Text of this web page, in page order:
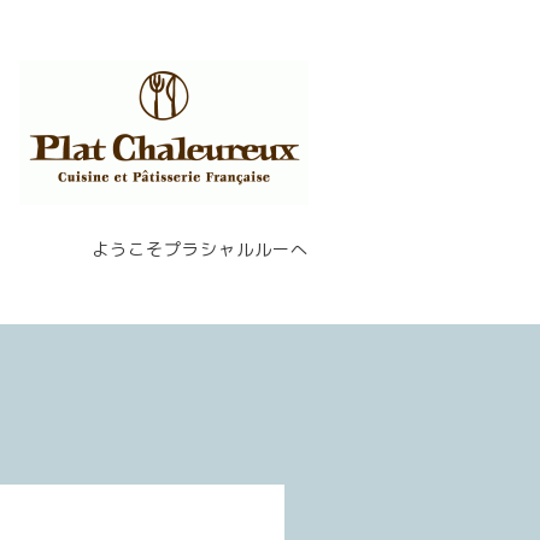
ようこそプラシャルルーへ